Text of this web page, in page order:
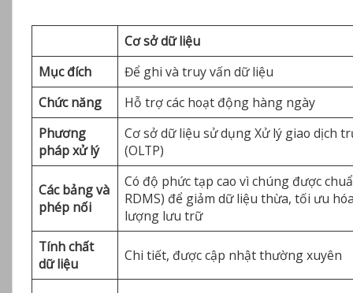
Cơ sở dữ liệu
Mục đích
Để ghi và truy vấn dữ liệu
Chức năng
Hỗ trợ các hoạt động hàng ngày
Phương
pháp xử lý
Cơ sở dữ liệu sử dụng Xử lý giao dịch
(OLTP)
Các bảng và
phép nối
Có độ phức tạp cao vì chúng được
RDMS) để giảm dữ liệu thừa, tối ưu
lượng lưu trữ
Tính chất
dữ liệu
Chi tiết, được cập nhật thường xuyên